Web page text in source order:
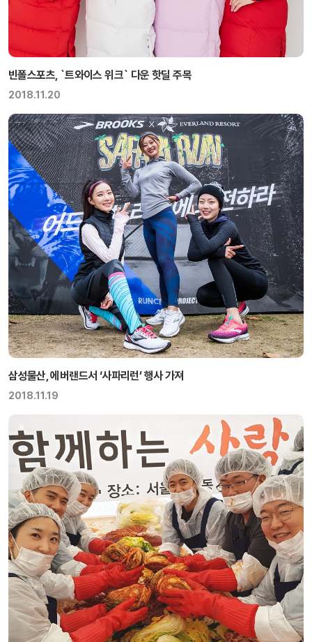
빈폴스포츠, `트와이스 위크` 다운 핫딜 주목
2018.11.20
삼성물산, 에버랜드서 ‘사파리런’ 행사 가져
2018.11.19